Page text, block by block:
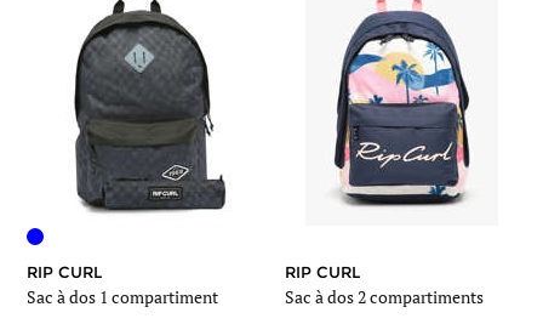
RIP CURL
Sac à dos 1 compartiment
RIP CURL
Sac à dos 2 compartiments